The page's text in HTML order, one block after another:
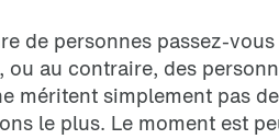
de personnes passez-
ou au contraire, des
méritent simplement pas
le plus. Le moment est